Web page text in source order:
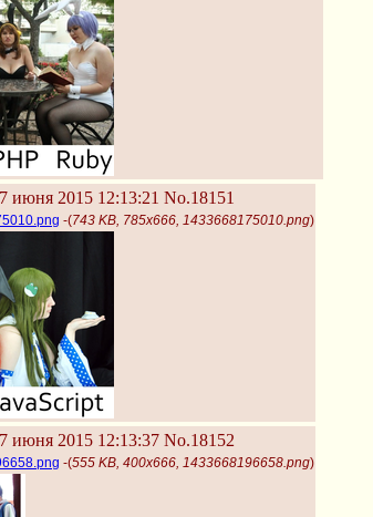
июня 2015 12:13:21 No.18151
-(743 KB, 785x666, 1433668175010.png)
июня 2015 12:13:37 No.18152
-(555 KB, 400x666, 1433668196658.png)